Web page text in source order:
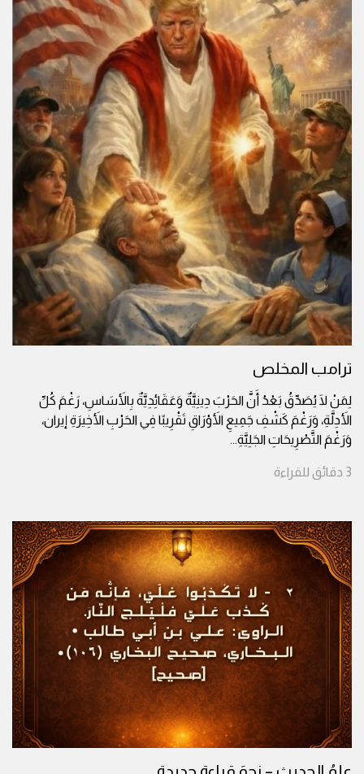
ترامب المخلص
لِمَنْ لَا يُصَدِّقُ بَعْدُ أَنَّ الحَرْبَ دِينِيَّةٌ وَعَقَائِدِيَّةٌ بِالأَسَاسِ، رَغْمَ كُلِّ
الأَدِلَّةِ، وَرَغْمَ كَشْفِ جَمِيعِ الأَوْرَاقِ تَقْرِيبًا فِي الحَرْبِ الأَخِيرَةِ إيران،
وَرَغْمَ التَّصْرِيحَاتِ الجَلِيَّةِ...
3 دقائق للقراءة
عِلمُ الحديث – نحوَ قراءةٍ جديدةٍ